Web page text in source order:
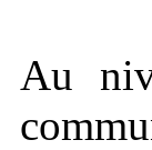
Au